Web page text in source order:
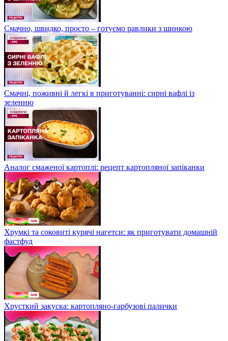
Смачно, швидко, просто – готуємо равлики з шинкою
Смачні, поживні й легкі в приготуванні: сирні вафлі із
зеленню
Аналог смаженої картоплі: рецепт картопляної запіканки
Хрумкі та соковиті курячі нагетси: як приготувати домашній
фастфуд
Хрусткий закуска: картопляно-гарбузові палички